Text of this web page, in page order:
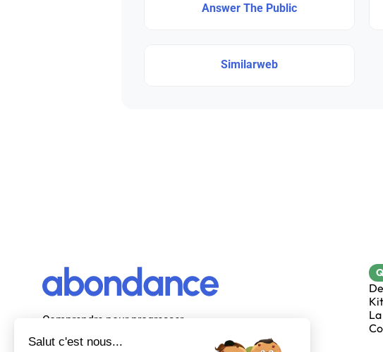
Answer The Public
Similarweb
Comprendre pour progresser
Abondance, le premier média d’actualité